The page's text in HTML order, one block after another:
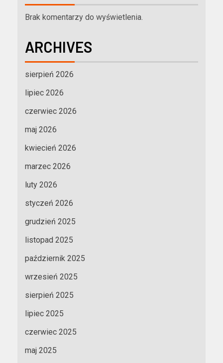
Brak komentarzy do wyświetlenia.
ARCHIVES
sierpień 2026
lipiec 2026
czerwiec 2026
maj 2026
kwiecień 2026
marzec 2026
luty 2026
styczeń 2026
grudzień 2025
listopad 2025
październik 2025
wrzesień 2025
sierpień 2025
lipiec 2025
czerwiec 2025
maj 2025